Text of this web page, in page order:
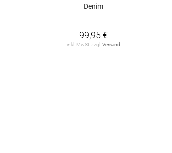
Denim
99,95 €
inkl. MwSt. zzgl.Versand